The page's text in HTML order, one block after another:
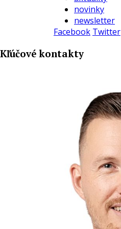
novinky
newsletter
Facebook Twitter
Kľúčové kontakty